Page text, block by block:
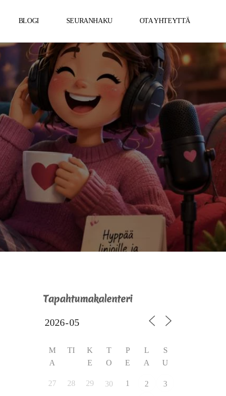
BLOGI SEURANHAKU OTA YHTEYTTÄ
Tapahtumakalenteri
M
A
TI
K
E
T
O
P
E
L
A
S
U
27 28 29 30 1 2 3